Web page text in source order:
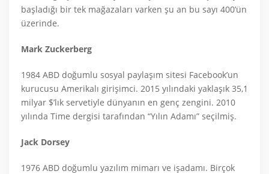
başladığı bir tek mağazaları varken şu an bu sayı 400’ün
üzerinde.
Mark Zuckerberg
1984 ABD doğumlu sosyal paylaşım sitesi Facebook’un
kurucusu Amerikalı girişimci. 2015 yılındaki yaklaşık 35,1
milyar $’lık servetiyle dünyanın en genç zengini. 2010
yılında Time dergisi tarafından “Yılın Adamı” seçilmiş.
Jack Dorsey
1976 ABD doğumlu yazılım mimarı ve işadamı. Birçok